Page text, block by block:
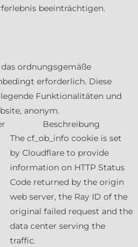
beeinträchtigen.
ordnungsgemäße
erforderlich. Diese
Funktionalitäten und
anonym.
Beschreibung
The cf_ob_info cookie is set
by Cloudflare to provide
information on HTTP Status
Code returned by the origin
web server, the Ray ID of the
original failed request and the
data center serving the
traffic.